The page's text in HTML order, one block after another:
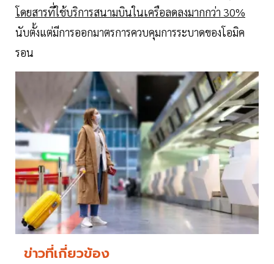
โดยสารที่ใช้บริการสนามบินในเครือลดลงมากกว่า 30%
นับตั้งแต่มีการออกมาตรการควบคุมการระบาดของโอมิค
รอน
ข่าวที่เกี่ยวข้อง